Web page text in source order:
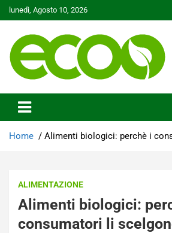
Skip
to
lunedì, Agosto 10, 2026
Ecoo.it
Home Alimenti biologici: perchè i
ALIMENTAZIONE
Alimenti biologici:
consumatori li